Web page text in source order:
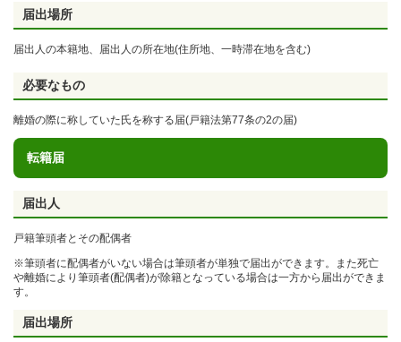
届出場所
届出人の本籍地、届出人の所在地(住所地、一時滞在地を含む)
必要なもの
離婚の際に称していた氏を称する届(戸籍法第77条の2の届)
転籍届
届出人
戸籍筆頭者とその配偶者
※筆頭者に配偶者がいない場合は筆頭者が単独で届出ができます。また死亡
や離婚により筆頭者(配偶者)が除籍となっている場合は一方から届出ができま
す。
届出場所